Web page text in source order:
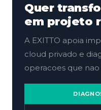
Quer
em projeto
A EXITTO apoia
cloud privado e
operacoes que